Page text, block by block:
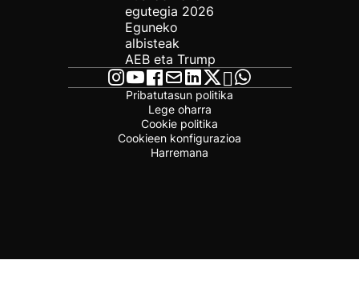
egutegia 2026
Eguneko
albisteak
AEB eta Trump
Pribatutasun politika
Lege oharra
Cookie politika
Cookieen konfigurazioa
Harremana